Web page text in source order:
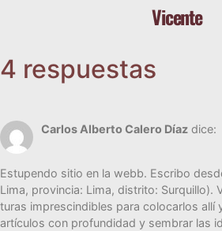
Vicente
4 respuestas
Carlos Alberto Calero Díaz dice:
Estu­pen­do sitio en la webb. Escri­bo
Lima, pro­vin­cia: Lima, dis­tri­to: Sur­qui­llo).
tu­ras impres­cin­di­bles para colo­car­los allí
artícu­los con pro­fun­di­dad y sem­brar las